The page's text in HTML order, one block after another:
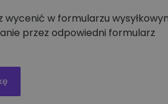
wycenić w formularzu
przez odpowiedni formularz